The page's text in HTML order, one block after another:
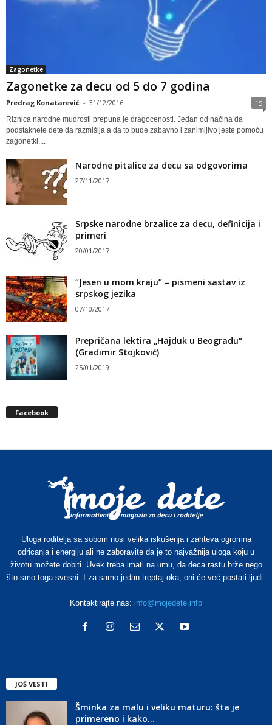
Zagonetke
Zagonetke za decu od 5 do 7 godina
Predrag Konatarević - 31/12/2016 15
Riznica narodne mudrosti prepuna je dragocenosti. Jedan od načina da
podstaknete dete da razmišlja a da to bude zabavno i zanimljivo jeste pomoću
zagonetki....
Narodne pitalice za decu sa odgovorima
27/11/2017
Srpske narodne brzalice za decu, definicija i
primeri
20/01/2017
“Jesen u mom kraju” – pismeni sastav iz
srpskog jezika
07/10/2017
Prepričana lektira „Hajduk u Beogradu“
(Gradimir Stojković)
25/01/2019
Facebook
Uloga roditelja sa sobom nosi velika iskušenja i zahteva ogromna
odricanja i energiju ali ne zaboravite da je to najvažnija uloga koju u
životu možete dobiti. Uvek treba imati na umu, da deca rastu brže nego
što smo toga svesni. I za samo jedan treptaj oka, oni će već postati ljudi.
Kontaktirajte nas: info@mojedete.info
JOŠ VESTI
Šminka za malu i veliku maturu: šta je
primereno i kako...